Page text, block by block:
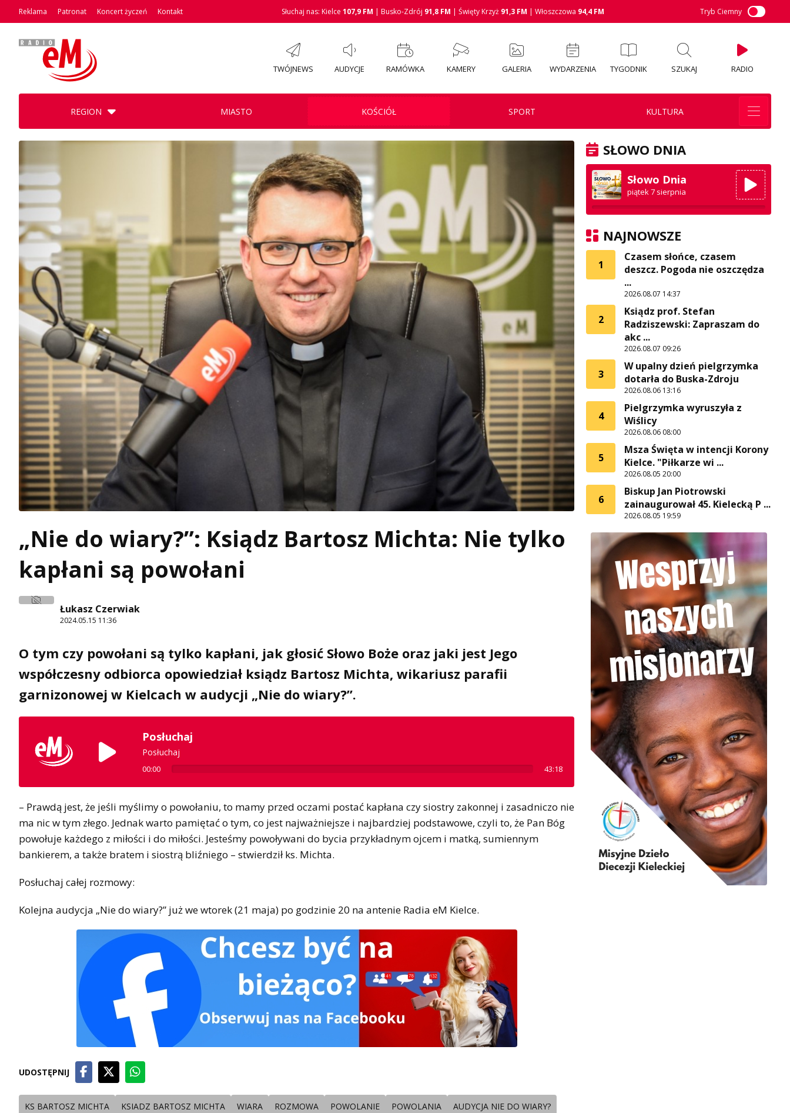
Reklama Patronat Koncert życzeń Kontakt Słuchaj nas: Kielce 107,9 FM | Busko-Zdrój 91,8 FM | Święty Krzyż 91,3 FM | Włoszczowa 94,4 FM Tryb Ciemny
TWÓJNEWS AUDYCJE RAMÓWKA KAMERY GALERIA WYDARZENIA TYGODNIK SZUKAJ RADIO
REGION MIASTO KOŚCIÓŁ SPORT KULTURA
„Nie do wiary?”: Ksiądz Bartosz Michta: Nie tylko
kapłani są powołani
Łukasz Czerwiak
2024.05.15 11:36
O tym czy powołani są tylko kapłani, jak głosić Słowo Boże oraz jaki jest Jego
współczesny odbiorca opowiedział ksiądz Bartosz Michta, wikariusz parafii
garnizonowej w Kielcach w audycji „Nie do wiary?”.
Posłuchaj
Posłuchaj
00:00 43:18
– Prawdą jest, że jeśli myślimy o powołaniu, to mamy przed oczami postać kapłana czy siostry zakonnej i zasadniczo nie
ma nic w tym złego. Jednak warto pamiętać o tym, co jest najważniejsze i najbardziej podstawowe, czyli to, że Pan Bóg
powołuje każdego z miłości i do miłości. Jesteśmy powoływani do bycia przykładnym ojcem i matką, sumiennym
bankierem, a także bratem i siostrą bliźniego – stwierdził ks. Michta.
Posłuchaj całej rozmowy:
Kolejna audycja „Nie do wiary?” już we wtorek (21 maja) po godzinie 20 na antenie Radia eM Kielce.
UDOSTĘPNIJ
KS BARTOSZ MICHTA KSIADZ BARTOSZ MICHTA WIARA ROZMOWA POWOLANIE POWOLANIA AUDYCJA NIE DO WIARY?
SŁOWO DNIA
Słowo Dnia
piątek 7 sierpnia
NAJNOWSZE
1
Czasem słońce, czasem
deszcz. Pogoda nie oszczędza
...
2026.08.07 14:37
2
Ksiądz prof. Stefan
Radziszewski: Zapraszam do
akc ...
2026.08.07 09:26
3
W upalny dzień pielgrzymka
dotarła do Buska-Zdroju
2026.08.06 13:16
4
Pielgrzymka wyruszyła z
Wiślicy
2026.08.06 08:00
5
Msza Święta w intencji Korony
Kielce. "Piłkarze wi ...
2026.08.05 20:00
6
Biskup Jan Piotrowski
zainaugurował 45. Kielecką P ...
2026.08.05 19:59